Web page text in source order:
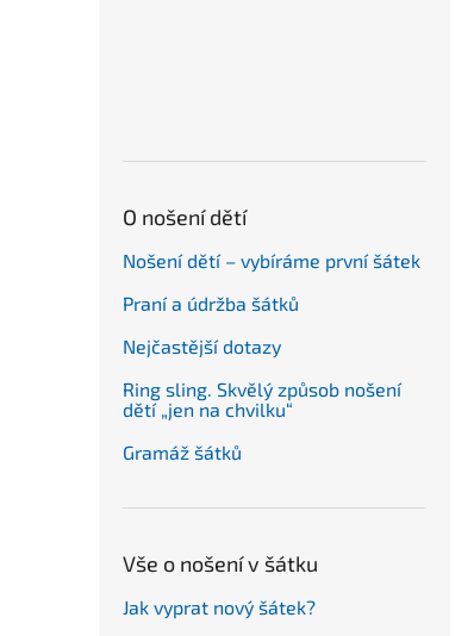
O nošení dětí
Nošení dětí – vybíráme první šátek
Praní a údržba šátků
Nejčastější dotazy
Ring sling. Skvělý způsob nošení
dětí „jen na chvilku“
Gramáž šátků
Vše o nošení v šátku
Jak vyprat nový šátek?